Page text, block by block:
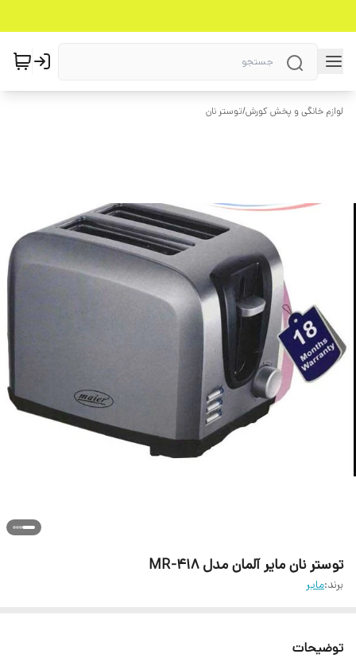
لوازم خانگی و پخش کورش/توستر نان
توستر نان مایر آلمان مدل MR-418
برند:مایر
توضیحات